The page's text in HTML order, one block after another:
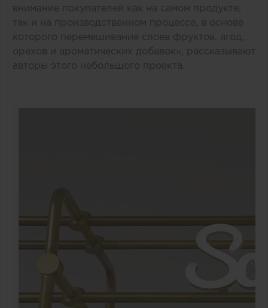
внимание покупателей как на самом продукте,
так и на производственном процессе, в основе
которого перемешивание слоев фруктов, ягод,
орехов и ароматических добавок», рассказывают
авторы этого небольшого проекта.